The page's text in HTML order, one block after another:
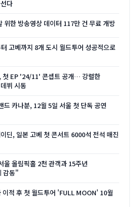
다
위한 방송영상 데이터 117만 건 무료 개방
고베까지 8개 도시 월드투어 성공적으로
첫 EP '24/11' 콘셉트 공개… 강렬한
뷔 시동
드 카나분, 12월 5일 서울 첫 단독 공연
딘, 일본 고베 첫 콘서트 6000석 전석 매진
울 올림픽홀 2천 관객과 15주년
감동"
이적 후 첫 월드투어 'FULL MOON' 10월